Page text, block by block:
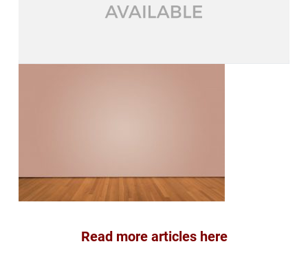
Read more articles here